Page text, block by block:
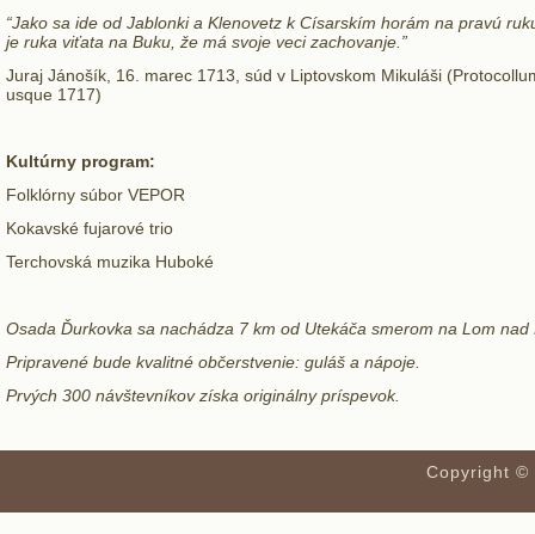
“Jako sa ide od Jablonki a Klenovetz k Císarskím horám na pravú
je ruka viťata na Buku, že má svoje veci zachovanje.”
Juraj Jánošík, 16. marec 1713, súd v Liptovskom Mikuláši
usque 1717)
Kultúrny program:
Folklórny súbor VEPOR
Kokavské fujarové trio
Terchovská muzika Huboké
Osada Ďurkovka sa nachádza 7 km od Utekáča smerom na Lom nad
Pripravené bude kvalitné občerstvenie: guláš a nápoje.
Prvých 300 návštevníkov získa originálny príspevok.
Copyright ©